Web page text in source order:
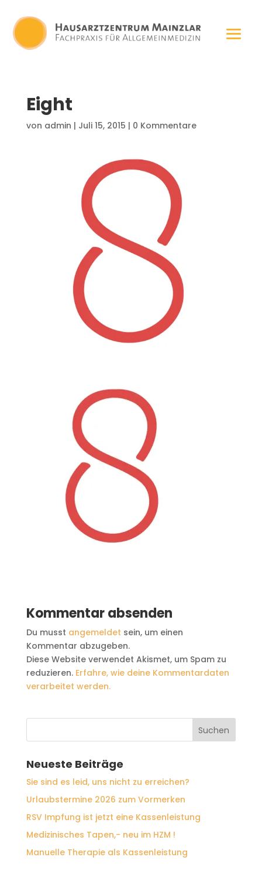
Eight
von admin | Juli 15, 2015 | 0 Kommentare
Kommentar absenden
Du musst angemeldet sein, um einen
Kommentar abzugeben.
Diese Website verwendet Akismet, um Spam zu
reduzieren. Erfahre, wie deine Kommentardaten
verarbeitet werden.
Neueste Beiträge
Sie sind es leid, uns nicht zu erreichen?
Urlaubstermine 2026 zum Vormerken
RSV Impfung ist jetzt eine Kassenleistung
Medizinisches Tapen,- neu im HZM !
Manuelle Therapie als Kassenleistung